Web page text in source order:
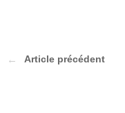
Article précédent